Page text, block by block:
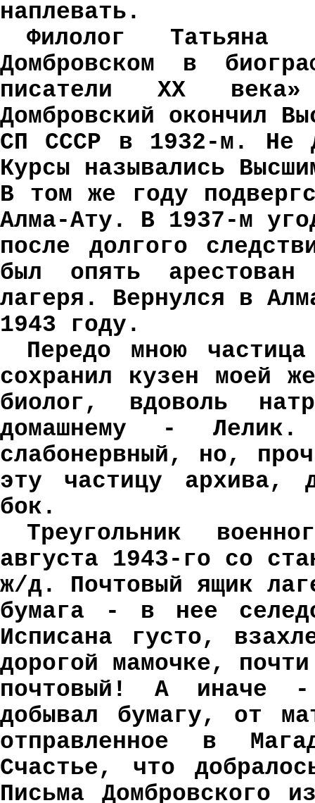
наплевать.
Филолог
Домбровском в
писатели XX
Домбровский окончил
СП СССР в 1932-м. Не
Курсы назывались
В том же году
Алма-Ату. В 1937-м
после долгого
был опять
лагеря. Вернулся в
1943 году.
Передо мною
сохранил кузен моей
биолог, вдоволь
домашнему -
слабонервный, но,
эту частицу архива,
бок.
Треугольник
августа 1943-го со
ж/д. Почтовый ящик
бумага - в нее
Исписана густо,
дорогой мамочке,
почтовый! А иначе
добывал бумагу, от
отправленное в
Счастье, что
Письма Домбровского